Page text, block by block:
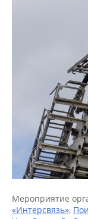
Мероприятие
«Интерсвязь»,